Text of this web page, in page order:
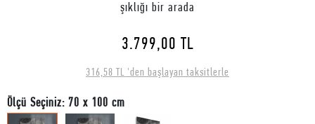
şıklığı bir arada
3.799,00 TL
316,58 TL 'den başlayan taksitlerle
Ölçü Seçiniz: 70 x 100 cm